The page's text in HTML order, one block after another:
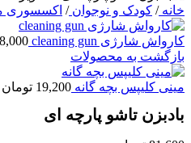
خانه/ کودک و نوجوان/ اکسسوری
کارواش شارژی cleaning gun
بازگشت به محصولات
مینی کلیپس بچه گانه 19,200 تومان
بادبزن تاشو پارچه ای